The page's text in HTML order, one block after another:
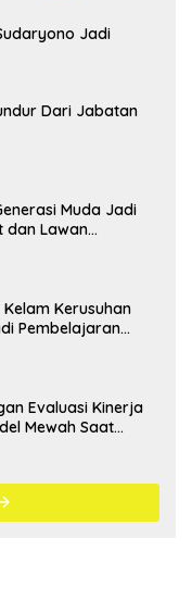
Jadi
Dari Jabatan
Muda Jadi
dan Lawan
Kelam Kerusuhan
Pembelajaran
Evaluasi Kinerja
Mewah Saat